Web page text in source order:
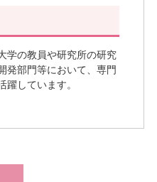
学の教員や研究所の研究
発部門等において、専門
躍しています。